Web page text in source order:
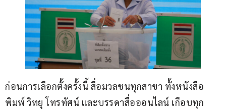
ก่อนการเลือกตั้งครั้งนี้ สื่อมวลชนทุกสาขา ทั้งหนังสือ
พิมพ์ วิทยุ โทรทัศน์ และบรรดาสื่อออนไลน์ เกือบทุก